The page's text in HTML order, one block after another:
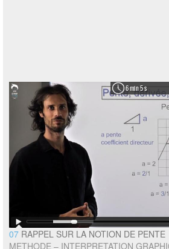
6 min 5 s
07 RAPPEL SUR LA NOTION DE PENTE
METHODE – INTERPRETATION